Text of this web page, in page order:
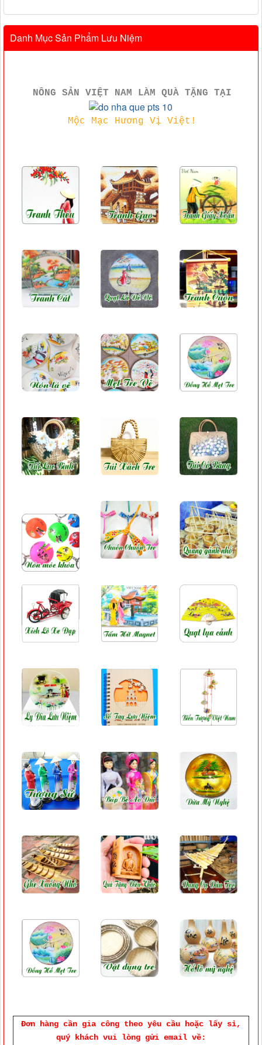
Danh Mục Sản Phẩm Lưu Niệm
NÔNG SẢN VIỆT NAM LÀM QUÀ TẶNG TẠI
Mộc Mạc Hương Vị Việt!
Đơn hàng cần gia công theo yêu cầu hoặc lấy sỉ,
quý khách vui lòng gửi email về: